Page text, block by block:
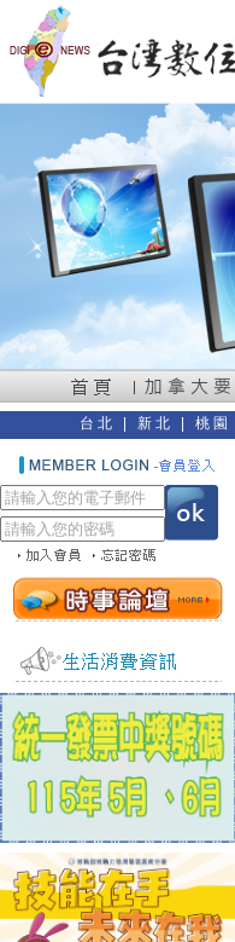
台北 新北 桃園